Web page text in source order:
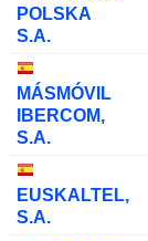
POLSKA
S.A.
MÁSMÓVIL
IBERCOM,
S.A.
EUSKALTEL,
S.A.